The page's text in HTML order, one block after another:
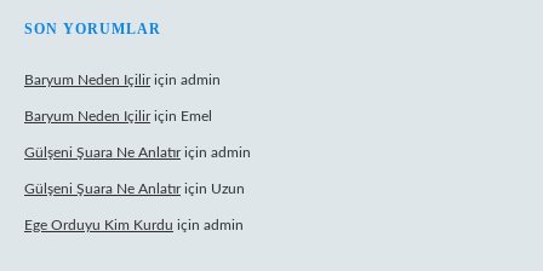
SON YORUMLAR
Baryum Neden Içiliriçin admin
Baryum Neden Içiliriçin Emel
Gülşeni Şuara Ne Anlatıriçin admin
Gülşeni Şuara Ne Anlatıriçin Uzun
Ege Orduyu Kim Kurdu için admin